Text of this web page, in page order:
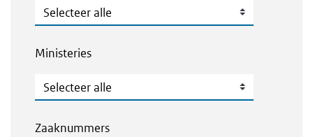
Jaar
Ministeries
Ministeries
Zaaknummers